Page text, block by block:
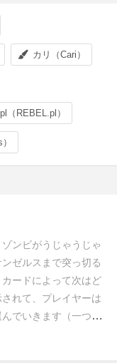
カリ（Cari）
（REBEL.pl）
ゾンビがうじゃうじゃ
ゼルスまで突っ切る
カードによって次はど
れて、プレイヤーは
でいきます（一つの
それを繰り返してい
けたら生存者たちの